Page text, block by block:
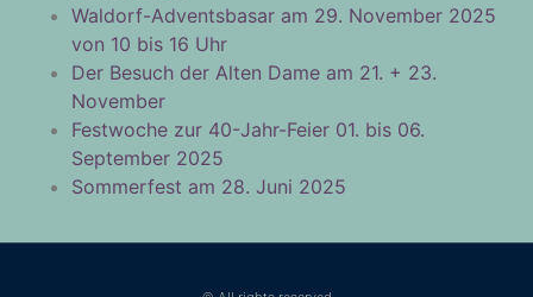
Waldorf-Adventsbasar am 29. November 2025
von 10 bis 16 Uhr
Der Besuch der Alten Dame am 21. + 23.
November
Festwoche zur 40-Jahr-Feier 01. bis 06.
September 2025
Sommerfest am 28. Juni 2025